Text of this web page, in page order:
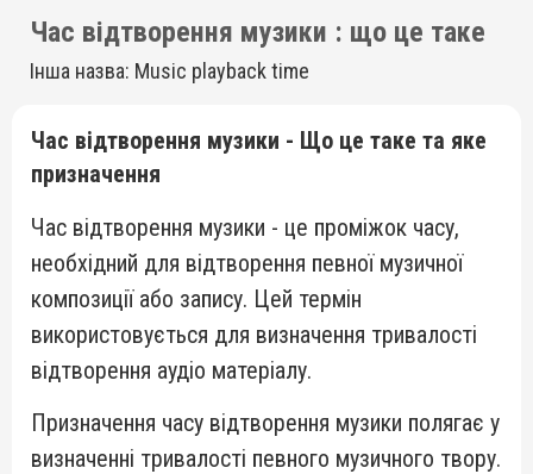
Час відтворення музики : що це таке
Інша назва: Music playback time
Час відтворення музики - Що це таке та яке
призначення
Час відтворення музики - це проміжок часу,
необхідний для відтворення певної музичної
композиції або запису. Цей термін
використовується для визначення тривалості
відтворення аудіо матеріалу.
Призначення часу відтворення музики полягає у
визначенні тривалості певного музичного твору.